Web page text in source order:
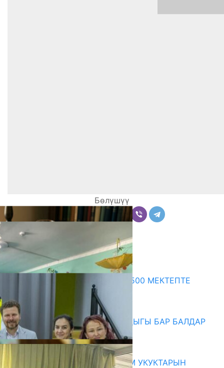
Бөлүшүү
Комментарийлер
Акыркы жаңылыктар
ПРЕЗИДЕНТТИН ЖАРЛЫГЫ: 500 МЕКТЕПТЕ
ШАХМАТ ИЙРИМИ АЧЫЛАТ
06.08.2026
СҮЛҮКТҮ: ӨЗГӨЧӨ МУКТАЖДЫГЫ БАР БАЛДАР
ҮЧҮН БОРБОР АЧЫЛДЫ
06.08.2026
КЫРГЫЗ ЭКСПЕРТТЕРИ АДАМ УКУКТАРЫН